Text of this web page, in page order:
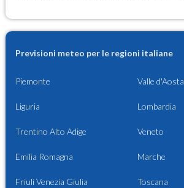
Previsioni meteo per le regioni italiane
Piemonte Valle d'Aosta
Liguria Lombardia
Trentino Alto Adige Veneto
Emilia Romagna Marche
Friuli Venezia Giulia Toscana